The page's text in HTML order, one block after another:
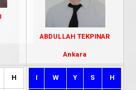
ABDULLAH TEKPINAR
Ankara
H I W Y S H